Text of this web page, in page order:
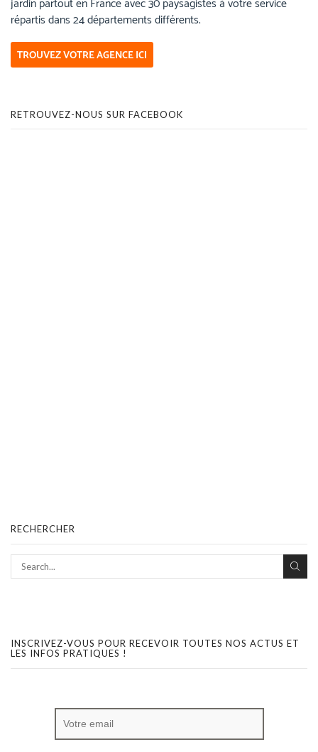
jardin partout en France avec 30 paysagistes à votre service
répartis dans 24 départements différents.
TROUVEZ VOTRE AGENCE ICI
RETROUVEZ-NOUS SUR FACEBOOK
RECHERCHER
INSCRIVEZ-VOUS POUR RECEVOIR TOUTES NOS ACTUS ET
LES INFOS PRATIQUES !